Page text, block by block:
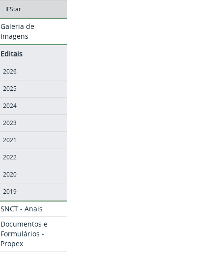
IFStar
Galeria de
Imagens
Editais
2026
2025
2024
2023
2021
2022
2020
2019
SNCT - Anais
Documentos e
Formulários -
Propex